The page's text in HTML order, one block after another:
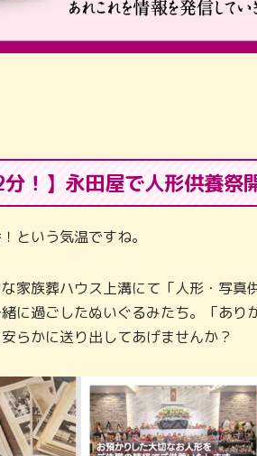
分！】永田屋で人形供養祭
という気温ですね。
家族葬ハウス上溝にて「人形・写真
に過ごしたぬいぐるみたち。「あり
らかに送り出してあげませんか？